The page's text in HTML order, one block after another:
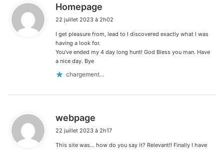
Homepage
t
22 juillet 2023 à 2h02
I get pleasure from, lead to I discovered exactly what I was
having a look for.
You’ve ended my 4 day long hunt! God Bless you man. Have
a nice day. Bye
chargement…
webpage
t
22 juillet 2023 à 2h17
This site was… how do you say it? Relevant!! Finally I have